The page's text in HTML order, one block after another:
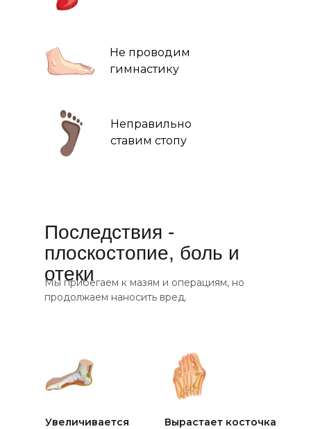
Неправильно
ставим стопу
Не проводим
гимнастику
Последствия -
плоскостопие, боль и
отеки
Мы прибегаем к мазям и операциям, но
продолжаем наносить вред.
Увеличивается
Вырастает косточка